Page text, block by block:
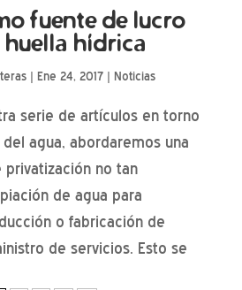
fuente de lucro
huella hídrica
| Ene 24, 2017| Noticias
serie de artículos en torno
agua, abordaremos una
no tan
de agua para
o fabricación de
de servicios. Esto se